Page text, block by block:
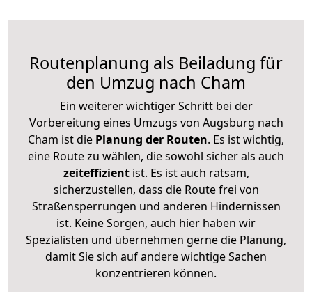
Routenplanung als Beiladung für
den Umzug nach Cham
Ein weiterer wichtiger Schritt bei der
Vorbereitung eines Umzugs von Augsburg nach
Cham ist die Planung der Routen. Es ist wichtig,
eine Route zu wählen, die sowohl sicher als auch
zeiteffizientist. Es ist auch ratsam,
sicherzustellen, dass die Route frei von
Straßensperrungen und anderen Hindernissen
ist. Keine Sorgen, auch hier haben wir
Spezialisten und übernehmen gerne die Planung,
damit Sie sich auf andere wichtige Sachen
konzentrieren können.